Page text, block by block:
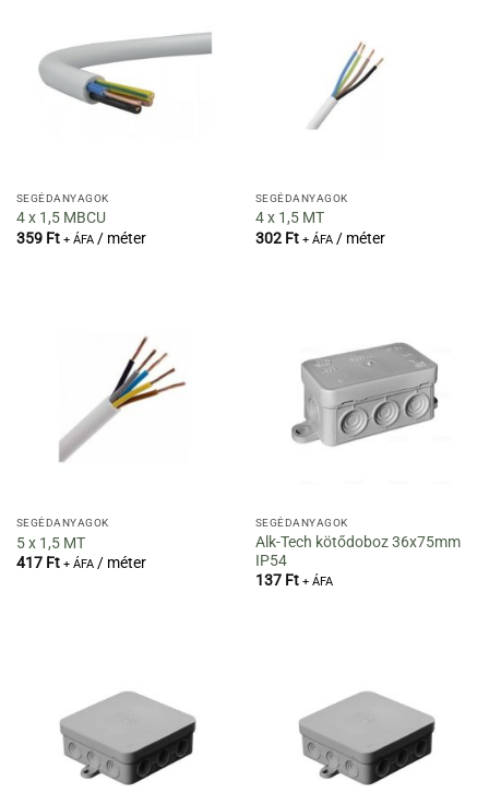
SEGÉDANYAGOK
4 x 1,5 MBCU
359 Ft + ÁFA/ méter
SEGÉDANYAGOK
4 x 1,5 MT
302 Ft + ÁFA/ méter
SEGÉDANYAGOK
5 x 1,5 MT
417 Ft + ÁFA/ méter
SEGÉDANYAGOK
Alk-Tech kötődoboz 36x75mm
IP54
137 Ft + ÁFA